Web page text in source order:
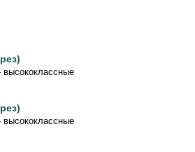
высококлассные
высококлассные